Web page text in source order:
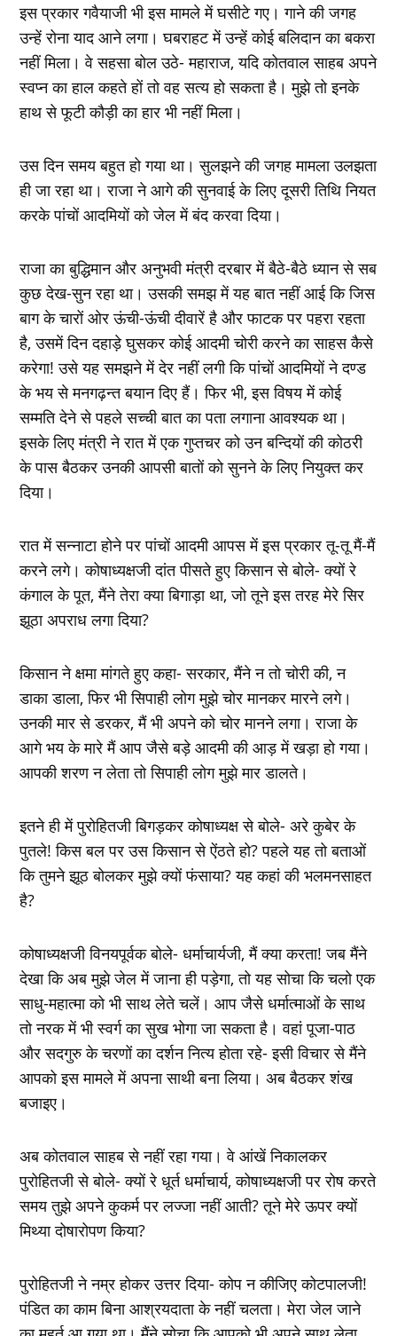
इस प्रकार गवैयाजी भी इस मामले में घसीटे गए। गाने की जगह
उन्‍हें रोना याद आने लगा। घबराहट में उन्‍हें कोई बलिदान का बकरा
नहीं मिला। वे सहसा बोल उठे- महाराज, यदि कोतवाल साहब अपने
स्‍वप्‍न का हाल कहते हों तो वह सत्‍य हो सकता है। मुझे तो इनके
हाथ से फूटी कौड़ी का हार भी नहीं मिला।
उस दिन समय बहुत हो गया था। सुलझने की जगह मामला उलझता
ही जा रहा था। राजा ने आगे की सुनवाई के लिए दूसरी तिथि नियत
करके पांचों आदमियों को जेल में बंद करवा दिया।
राजा का बुद्धिमान और अनुभवी मंत्री दरबार में बैठे-बैठे ध्‍यान से सब
कुछ देख-सुन रहा था। उसकी समझ में यह बात नहीं आई कि जिस
बाग के चारों ओर ऊंची-ऊंची दीवारें है और फाटक पर पहरा रहता
है, उसमें दिन दहाड़े घुसकर कोई आदमी चोरी करने का साहस कैसे
करेगा! उसे यह समझने में देर नहीं लगी कि पांचों आदमियों ने दण्‍ड
के भय से मनगढ़न्‍त बयान दिए हैं। फिर भी, इस विषय में कोई
सम्‍मति देने से पहले सच्‍ची बात का पता लगाना आवश्‍यक था।
इसके लिए मंत्री ने रात में एक गुप्‍तचर को उन बन्दियों की कोठरी
के पास बैठकर उनकी आपसी बातों को सुनने के लिए नियुक्‍त कर
दिया।
रात में सन्‍नाटा होने पर पांचों आदमी आपस में इस प्रकार तू-तू मैं-मैं
करने लगे। कोषाध्‍यक्षजी दांत पीसते हुए किसान से बोले- क्‍यों रे
कंगाल के पूत, मैंने तेरा क्‍या बिगाड़ा था, जो तूने इस तरह मेरे सिर
झूठा अपराध लगा दिया?
किसान ने क्षमा मांगते हुए कहा- सरकार, मैंने न तो चोरी की, न
डाका डाला, फिर भी सिपाही लोग मुझे चोर मानकर मारने लगे।
उनकी मार से डरकर, मैं भी अपने को चोर मानने लगा। राजा के
आगे भय के मारे मैं आप जैसे बड़े आदमी की आड़ में खड़ा हो गया।
आपकी शरण न लेता तो सिपाही लोग मुझे मार डालते।
इतने ही में पुरोहितजी बिगड़कर कोषाध्‍यक्ष से बोले- अरे कुबेर के
पुतले! किस बल पर उस किसान से ऐंठते हो? पहले यह तो बताओं
कि तुमने झूठ बोलकर मुझे क्‍यों फंसाया? यह कहां की भलमनसाहत
है?
कोषाध्‍यक्षजी विनयपूर्वक बोले- धर्माचार्यजी, मैं क्‍या करता! जब मैंने
देखा कि अब मुझे जेल में जाना ही पड़ेगा, तो यह सोचा कि चलो एक
साधु-महात्‍मा को भी साथ लेते चलें। आप जैसे धर्मात्‍माओं के साथ
तो नरक में भी स्‍वर्ग का सुख भोगा जा सकता है। वहां पूजा-पाठ
और सदगुरु के चरणों का दर्शन नित्‍य होता रहे- इसी विचार से मैंने
आपको इस मामले में अपना साथी बना लिया। अब बैठकर शंख
बजाइए।
अब कोतवाल साहब से नहीं रहा गया। वे आंखें निकालकर
पुरोहितजी से बोले- क्‍यों रे धूर्त धर्माचार्य, कोषाध्‍यक्षजी पर रोष करते
समय तुझे अपने कुकर्म पर लज्‍जा नहीं आती? तूने मेरे ऊपर क्‍यों
मिथ्‍या दोषारोपण किया?
पुरोहितजी ने नम्र होकर उत्तर दिया- कोप न कीजिए कोटपालजी!
पंडित का काम बिना आश्रयदाता के नहीं चलता। मेरा जेल जाने